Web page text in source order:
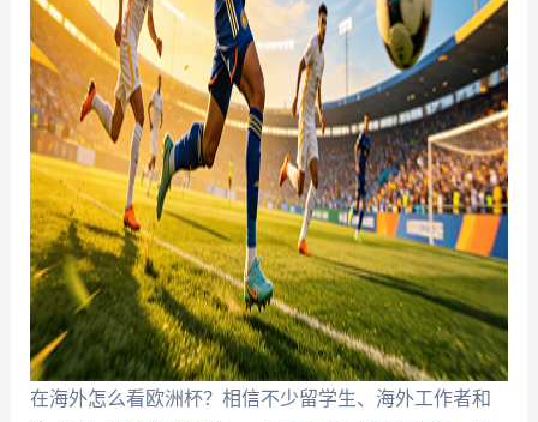
在海外怎么看欧洲杯？相信不少留学生、海外工作者和